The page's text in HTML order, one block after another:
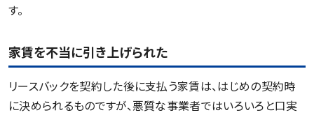
す。
家賃を不当に引き上げられた
リースバックを契約した後に支払う家賃は、はじめの契約時
に決められるものですが、悪質な事業者ではいろいろと口実